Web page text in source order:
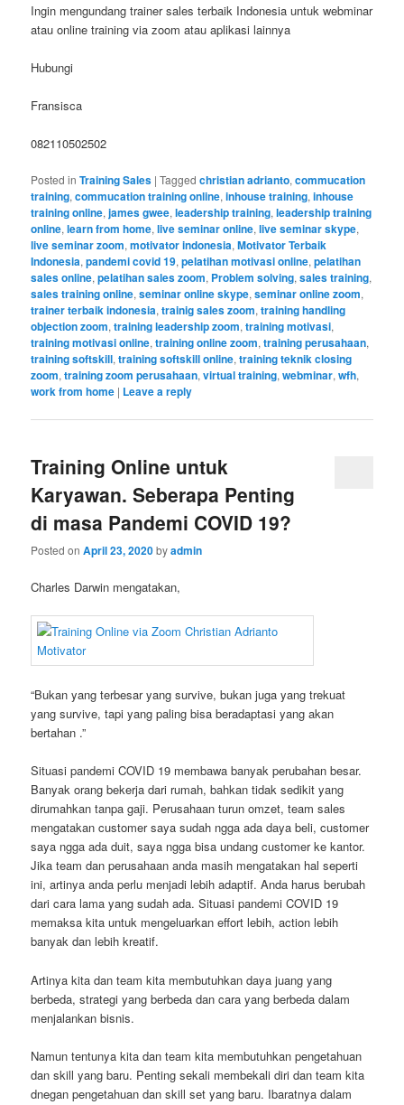
Ingin mengundang trainer sales terbaik Indonesia untuk webminar
atau online training via zoom atau aplikasi lainnya
Hubungi
Fransisca
082110502502
Posted in Training Sales |Tagged christian adrianto,commucation
training,commucation training online,inhouse training,inhouse
training online,james gwee,leadership training,leadership training
online,learn from home,live seminar online,live seminar skype,
live seminar zoom,motivator indonesia,Motivator Terbaik
Indonesia,pandemi covid 19,pelatihan motivasi online,pelatihan
sales online,pelatihan sales zoom, Problem solving,sales training,
sales training online,seminar online skype,seminar online zoom,
trainer terbaik indonesia,trainig sales zoom,training handling
objection zoom,training leadership zoom,training motivasi,
training motivasi online,training online zoom,training perusahaan,
training softskill,training softskill online,training teknik closing
zoom,training zoom perusahaan,virtual training,webminar,wfh,
work from home | Leave a reply
Training Online untuk
Karyawan. Seberapa Penting
di masa Pandemi COVID 19?
Posted onApril 23, 2020byadmin
Charles Darwin mengatakan,
“Bukan yang terbesar yang survive, bukan juga yang trekuat
yang survive, tapi yang paling bisa beradaptasi yang akan
bertahan .”
Situasi pandemi COVID 19 membawa banyak perubahan besar.
Banyak orang bekerja dari rumah, bahkan tidak sedikit yang
dirumahkan tanpa gaji. Perusahaan turun omzet, team sales
mengatakan customer saya sudah ngga ada daya beli, customer
saya ngga ada duit, saya ngga bisa undang customer ke kantor.
Jika team dan perusahaan anda masih mengatakan hal seperti
ini, artinya anda perlu menjadi lebih adaptif. Anda harus berubah
dari cara lama yang sudah ada. Situasi pandemi COVID 19
memaksa kita untuk mengeluarkan effort lebih, action lebih
banyak dan lebih kreatif.
Artinya kita dan team kita membutuhkan daya juang yang
berbeda, strategi yang berbeda dan cara yang berbeda dalam
menjalankan bisnis.
Namun tentunya kita dan team kita membutuhkan pengetahuan
dan skill yang baru. Penting sekali membekali diri dan team kita
dnegan pengetahuan dan skill set yang baru. Ibaratnya dalam